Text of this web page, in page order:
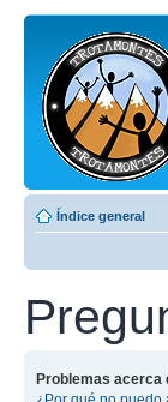
Índice general
Problemas